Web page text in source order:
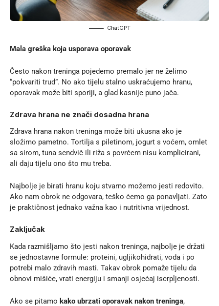
ChatGPT
Mala greška koja usporava oporavak
Često nakon treninga pojedemo premalo jer ne želimo
“pokvariti trud”. No ako tijelu stalno uskraćujemo hranu,
oporavak može biti sporiji, a glad kasnije puno jača.
Zdrava hrana ne znači dosadna hrana
Zdrava hrana nakon treninga može biti ukusna ako je
složimo pametno. Tortilja s piletinom, jogurt s voćem, omlet
sa sirom, tuna sendvič ili riža s povrćem nisu komplicirani,
ali daju tijelu ono što mu treba.
Najbolje je birati hranu koju stvarno možemo jesti redovito.
Ako nam obrok ne odgovara, teško ćemo ga ponavljati. Zato
je praktičnost jednako važna kao i nutritivna vrijednost.
Zaključak
Kada razmišljamo što jesti nakon treninga, najbolje je držati
se jednostavne formule: proteini, ugljikohidrati, voda i po
potrebi malo zdravih masti. Takav obrok pomaže tijelu da
obnovi mišiće, vrati energiju i smanji osjećaj iscrpljenosti.
Ako se pitamo kako ubrzati oporavak nakon treninga,